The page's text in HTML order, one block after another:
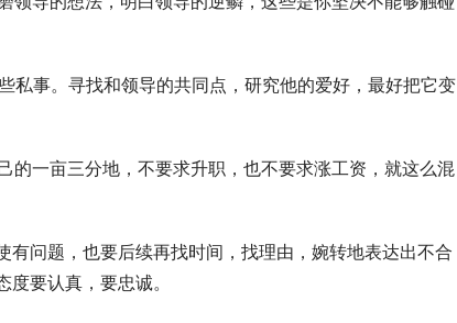
私事。寻找和领导的共同点，研究他的爱好，最好把它变
的一亩三分地，不要求升职，也不要求涨工资，就这么混
问题，也要后续再找时间，找理由，婉转地表达出不合
要认真，要忠诚。